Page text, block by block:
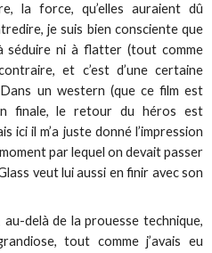
la force, qu’elles auraient dû
je suis bien consciente que
séduire ni à flatter (tout comme
et c’est d’une certaine
un western (que ce film est
finale, le retour du héros est
ici il m’a juste donné l’impression
par lequel on devait passer
veut lui aussi en finir avec son
au-delà de la prouesse technique,
tout comme j’avais eu